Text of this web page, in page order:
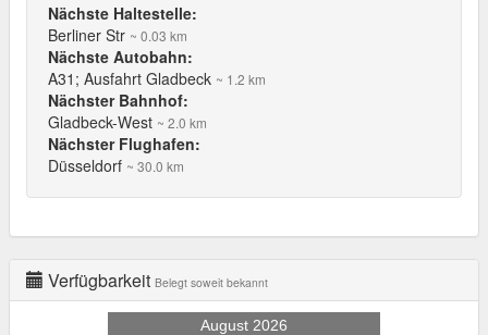
Nächste Haltestelle:
Berliner Str ~ 0.03 km
Nächste Autobahn:
A31; Ausfahrt Gladbeck ~ 1.2 km
Nächster Bahnhof:
Gladbeck-West ~ 2.0 km
Nächster Flughafen:
Düsseldorf ~ 30.0 km
Verfügbarkeit Belegt soweit bekannt
August 2026